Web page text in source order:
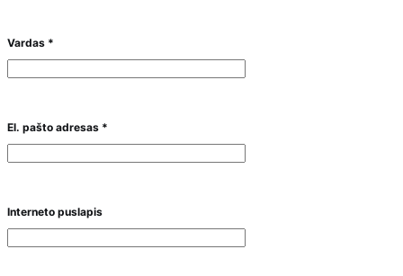
Vardas *
El. pašto adresas *
Interneto puslapis